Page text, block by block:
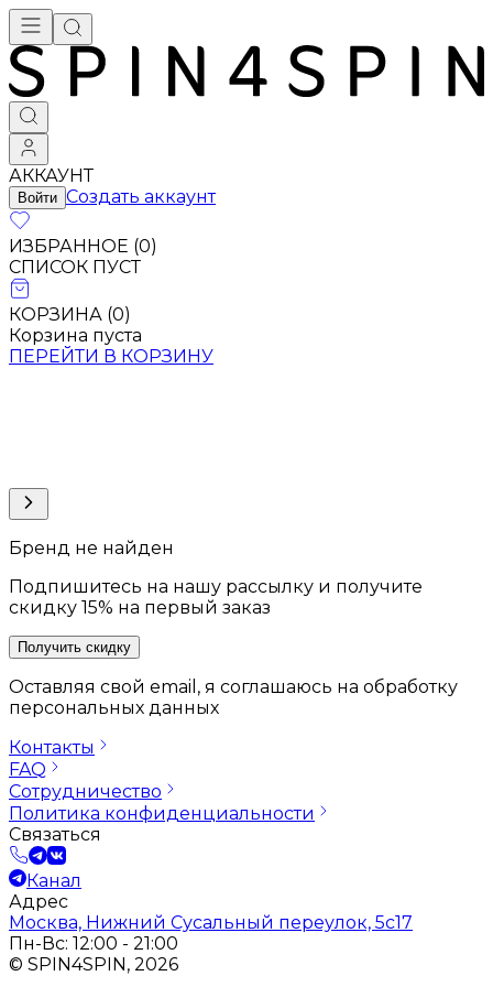
АККАУНТ
Войти Создать аккаунт
ИЗБРАННОЕ (0)
СПИСОК ПУСТ
КОРЗИНА (0)
Корзина пуста
ПЕРЕЙТИ В КОРЗИНУ
Бренд не найден
Подпишитесь на нашу рассылку и получите
скидку 15% на первый заказ
Получить скидку
Оставляя свой email, я соглашаюсь на обработку
персональных данных
Контакты
FAQ
Сотрудничество
Политика конфиденциальности
Связаться
Канал
Адрес
Москва, Нижний Сусальный переулок, 5с17
Пн-Вс: 12:00 - 21:00
© SPIN4SPIN, 2026
Брендовая одежда - купить в Москве